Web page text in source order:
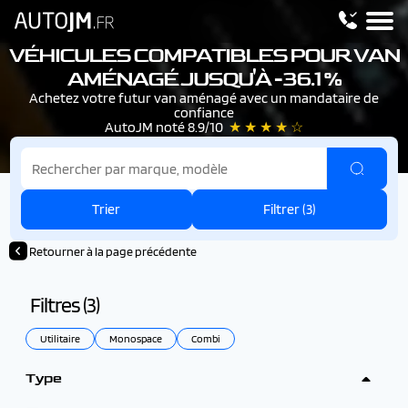
VÉHICULES COMPATIBLES POUR VAN
AMÉNAGÉ JUSQU'À -36.1 %
Achetez votre futur van aménagé avec un mandataire de
confiance
AutoJM noté 8.9/10 ★ ★ ★ ★ ☆
Trier Filtrer (3)
Retourner à la page précédente
Filtres (3)
Utilitaire Monospace Combi
Type